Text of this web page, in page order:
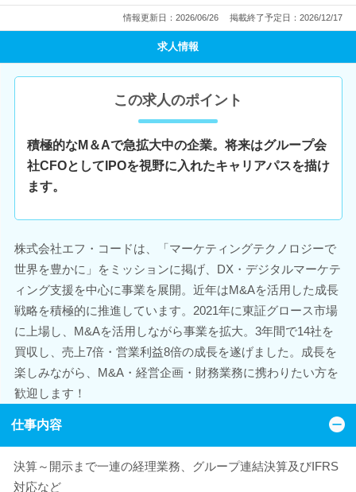
情報更新日：2026/06/26 掲載終了予定日：2026/12/17
求人情報
この求人のポイント
積極的なM＆Aで急拡大中の企業。将来はグループ会
社CFOとしてIPOを視野に入れたキャリアパスを描け
ます。
株式会社エフ・コードは、「マーケティングテクノロジーで
世界を豊かに」をミッションに掲げ、DX・デジタルマーケテ
ィング支援を中心に事業を展開。近年はM&Aを活用した成長
戦略を積極的に推進しています。2021年に東証グロース市場
に上場し、M&Aを活用しながら事業を拡大。3年間で14社を
買収し、売上7倍・営業利益8倍の成長を遂げました。成長を
楽しみながら、M&A・経営企画・財務業務に携わりたい方を
歓迎します！
仕事内容
決算～開示まで一連の経理業務、グループ連結決算及びIFRS
対応など